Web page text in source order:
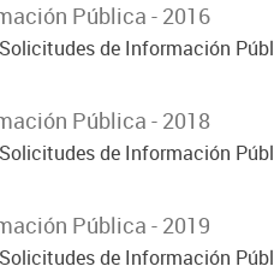
Pública - 2016
de Información
Pública - 2018
de Información
Pública - 2019
de Información